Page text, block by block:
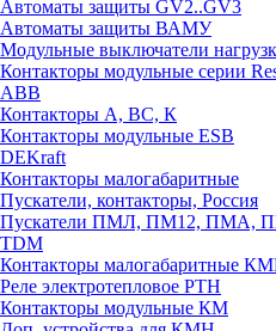
Автоматы защиты GV2..GV3
Автоматы защиты ВАМУ
Модульные выключатели
Контакторы модульные серии
ABB
Контакторы А, ВС, К
Контакторы модульные ESB
DEKraft
Контакторы малогабаритные
Пускатели, контакторы, Россия
Пускатели ПМЛ, ПМ12, ПМА,
TDM
Контакторы малогабаритные
Реле электротепловое РТН
Контакторы модульные КМ